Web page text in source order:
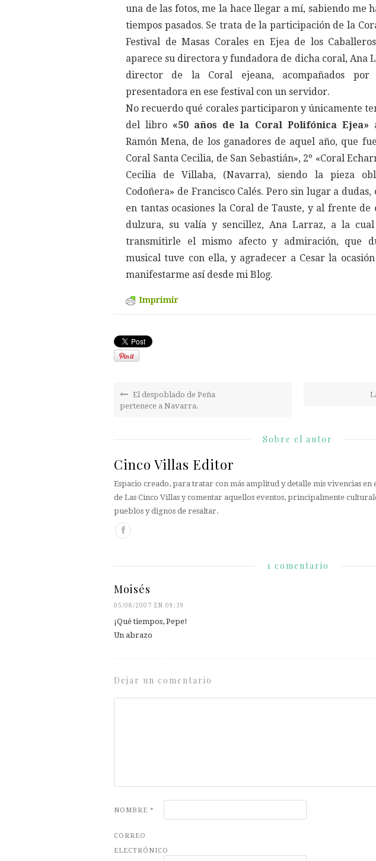
una de las fotos, me la hace llegar a mí, sabiendo me
tiempos pasados. Se trata de la participación de la
Festival de Masas Corales en Ejea de los
aparece su directora y fundadora de dicha coral, Ana
director de la Coral ejeana, acompañados por
presentadora en ese festival con un servidor.
No recuerdo qué corales participaron y únicamente
del libro «50 años de la Coral Polifónica Ejea»
Ramón Mena, de los ganadores de aquel año, que
Coral Santa Cecilia, de San Sebastián», 2º «Coral
Cecilia de Villaba, (Navarra), siendo la pieza
Codoñera» de Francisco Calés. Pero sin lugar a dudas,
en tantas ocasiones la Coral de Tauste, y al frente de
dulzura, su valía y sencillez, Ana Larraz, a la
transmitirle el mismo afecto y admiración, que
musical tuve con ella, y agradecer a Cesar la
manifestarme así desde mi Blog.
Imprimir
El despoblado de Peña
pertenece a Navarra.
Sobre el autor
Cinco Villas Editor
Espacio creado, para tratar con más amplitud y detalle mis vivencias en
de Las Cinco Villas y comentar aquellos eventos, principalmente
pueblos y dignos de resaltar.
1 comentario
Moisés
05/08/2007 EN 09:39
¡Qué tiempos, Pepe!
Un abrazo
Dejar un comentario
NOMBRE *
CORREO
ELECTRÓNICO